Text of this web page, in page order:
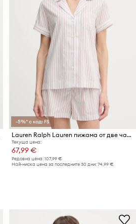
-5%* с код: FS
Lauren Ralph Lauren пижама от две части дамска с памук
Текуща цена:
67,99 €
Редовна цена: 107,99 €
Най-ниска цена за последните 30 дни: 74,99 €